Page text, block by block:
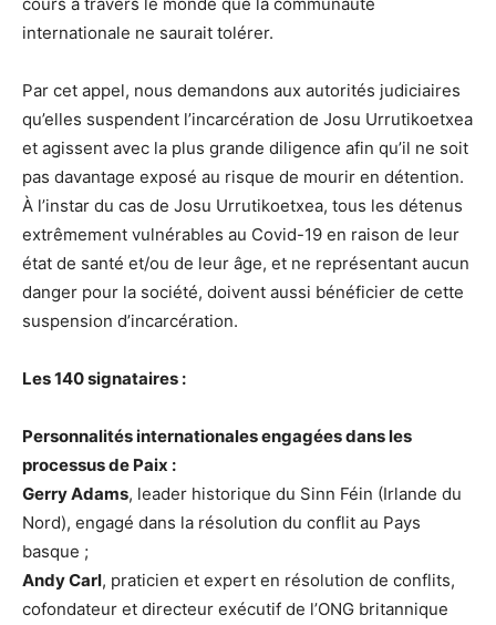
internationale ne saurait tolérer.
Par cet appel, nous demandons aux autorités judiciaires
qu’elles suspendent l’incarcération de Josu Urrutikoetxea
et agissent avec la plus grande diligence afin qu’il ne soit
pas davantage exposé au risque de mourir en détention.
À l’instar du cas de Josu Urrutikoetxea, tous les détenus
extrêmement vulnérables au Covid-19 en raison de leur
état de santé et/ou de leur âge, et ne représentant aucun
danger pour la société, doivent aussi bénéficier de cette
suspension d’incarcération.
Les 140 signataires :
Personnalités internationales engagées dans les
processus de Paix :
Gerry Adams, leader historique du Sinn Féin (Irlande du
Nord), engagé dans la résolution du conflit au Pays
basque ;
Andy Carl, praticien et expert en résolution de conflits,
cofondateur et directeur exécutif de l’ONG britannique